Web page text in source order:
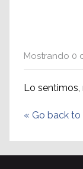
Mostrando 0
Lo sentimos,
« Go back to